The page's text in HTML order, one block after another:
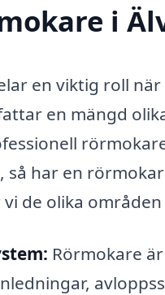
i
en viktig roll
en mängd
har en
de olika
Rörmokare